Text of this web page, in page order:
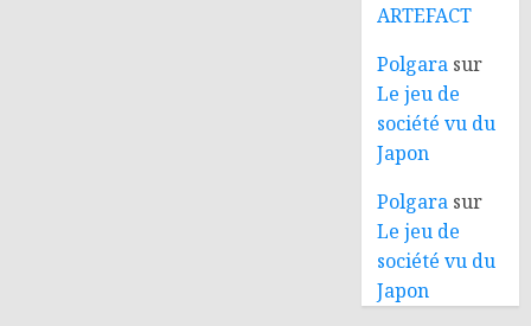
ARTEFACT
Polgara sur
Le jeu de
société vu du
Japon
Polgara sur
Le jeu de
société vu du
Japon